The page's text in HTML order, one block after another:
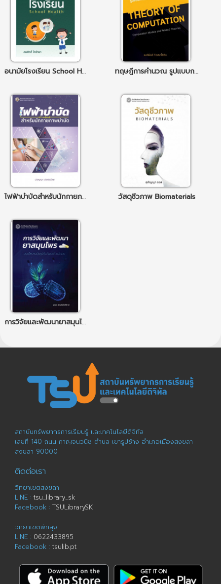
อนามัยโรงเรียน School Health ทฤษฎีการคำนวณ รูปแบบการคำนวณและทฤษฎีที่เกี่ยวข้อง
ไฟฟ้าบำบัดสำหรับนักกายภาพบำบัด วัสดุชีวภาพ Biomaterials
การวิจัยและพัฒนายาสมุนไพร: สมุนไพรกระตุ้นภูมิคุ้มกันและต้านอักเสบ
สถาบันทรัพยากรการเรียนรู้ และเทคโนโลยีดิจิทัล
เลขที่ 140 ถนน กาญจนวนิช ตำบล เขารูปช้าง อำเภอเมืองสงขลา
สงขลา 90000
ติดต่อเรา
วิทยาเขตสงขลา
LINE : tsu_library_sk
Facebook : TSULibrarySK
วิทยาเขตพัทลุง
LINE : 0622433895
Facebook : tsulib.pt